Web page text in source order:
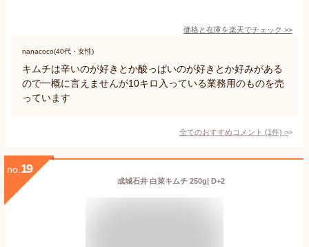
価格と在庫を楽天でチェック >>
nanacoco(40代・女性)
キムチは辛いのが好きとか酸っぱいのが好きとか好みがある
ので一概に言えませんが10キロ入っている業務用のものを売
っています
全てのおすすめコメント (1件) >
no. 19
成城石井 白菜キムチ 250g| D+2